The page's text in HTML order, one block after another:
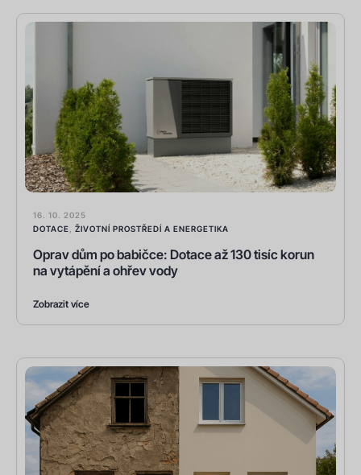
16. 10. 2025
DOTACE
ŽIVOTNÍ PROSTŘEDÍ A ENERGETIKA
Oprav dům po babičce: Dotace až 130 tisíc korun
na vytápění a ohřev vody
Zobrazit více